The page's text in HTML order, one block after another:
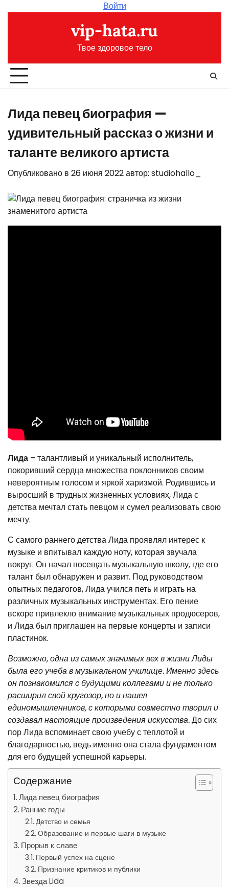
Войти
vip-hata.ru
Твое здоровое тело
Лида певец биография —
удивительный рассказ о жизни и
таланте великого артиста
Опубликовано в 26 июня 2022автор: studiohallo_
Лида – талантливый и уникальный исполнитель,
покоривший сердца множества поклонников своим
невероятным голосом и яркой харизмой. Родившись и
выросший в трудных жизненных условиях, Лида с
детства мечтал стать певцом и сумел реализовать свою
мечту.
С самого раннего детства Лида проявлял интерес к
музыке и впитывал каждую ноту, которая звучала
вокруг. Он начал посещать музыкальную школу, где его
талант был обнаружен и развит. Под руководством
опытных педагогов, Лида учился петь и играть на
различных музыкальных инструментах. Его пение
вскоре привлекло внимание музыкальных продюсеров,
и Лида был приглашен на первые концерты и записи
пластинок.
Возможно, одна из самых значимых вех в жизни Лиды
была его учеба в музыкальном училище. Именно здесь
он познакомился с будущими коллегами и не только
расширил свой кругозор, но и нашел
единомышленников, с которыми совместно творил и
создавал настоящие произведения искусства.До сих
пор Лида вспоминает свою учебу с теплотой и
благодарностью, ведь именно она стала фундаментом
для его будущей успешной карьеры.
Содержание
Лида певец биография
Ранние годы
Детство и семья
Образование и первые шаги в музыке
Прорыв к славе
Первый успех на сцене
Признание критиков и публики
Звезда Lida